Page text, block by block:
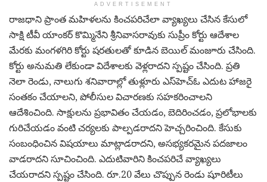
ADVERTISEMENT
రాజధాని ప్రాంత మహిళలను కించపరిచేలా వ్యాఖ్యలు చేసిన కేసులో
సాక్షి టీవీ యాంకర్‌ కొమ్మినేని శ్రీనివాసరావుకు సుప్రీం కోర్టు ఆదేశాల
మేరకు మంగళగిరి కోర్టు షరతులతో కూడిన బెయిల్‌ మంజూరు చేసింది.
కోర్టు అనుమతి లేకుండా విదేశాలకు వెళ్లరాదని స్పష్టం చేసింది. ప్రతి
నెలా రెండు, నాలుగు శనివారాల్లో తుళ్లూరు ఎస్‌హెచ్‌ఓ ఎదుట హాజరై
సంతకం చేయాలని, పోలీసుల విచారణకు సహకరించాలని
ఆదేశించింది. సాక్షులను ప్రభావితం చేయడం, బెదిరించడం, ప్రలోభాలకు
గురిచేయడం వంటి చర్యలకు పాల్పడరాదని హెచ్చరించింది. కేసుకు
సంబంధించిన విషయాలు మాట్లాడరాదని, అసభ్యకరమైన పదజాలం
వాడరాదని సూచించింది. ఎదుటివారిని కించపరిచే వ్యాఖ్యలు
చేయరాదని స్పష్టం చేసింది. రూ.20 వేలు చొప్పున రెండు షూరిటీలు